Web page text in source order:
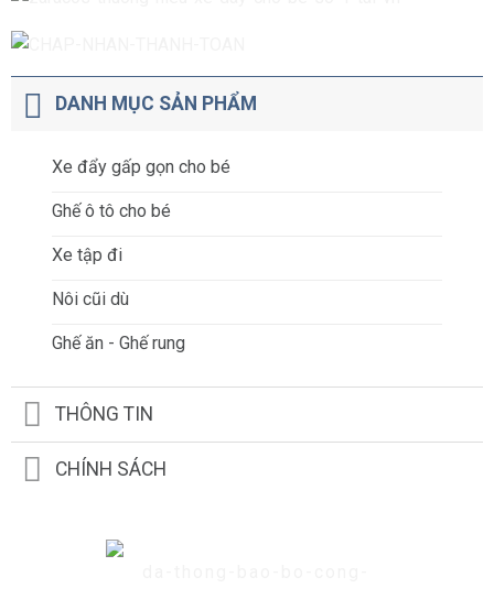
DANH MỤC SẢN PHẨM
Xe đẩy gấp gọn cho bé
Ghế ô tô cho bé
Xe tập đi
Nôi cũi dù
Ghế ăn - Ghế rung
THÔNG TIN
CHÍNH SÁCH